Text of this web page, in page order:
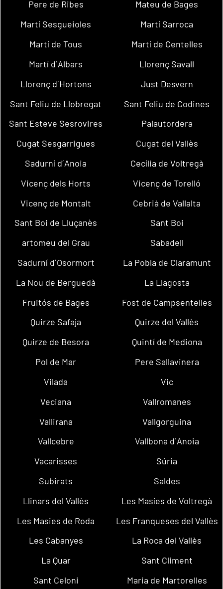
Pere de Ribes
Mateu de Bages
Martí Sesgueioles
Martí Sarroca
Martí de Tous
Martí de Centelles
Martí d´Albars
Llorenç Savall
Llorenç d´Hortons
Just Desvern
Sant Feliu de Llobregat
Sant Feliu de Codines
Sant Esteve Sesrovires
Palautordera
Cugat Sesgarrigues
Cugat del Vallès
Sadurní d´Anoia
Cecília de Voltregà
Vicenç dels Horts
Vicenç de Torelló
Vicenç de Montalt
Cebrià de Vallalta
Sant Boi de Lluçanès
Sant Boi
artomeu del Grau
Sabadell
Sadurní d´Osormort
La Pobla de Claramunt
La Nou de Berguedà
La Llagosta
Fruitós de Bages
Fost de Campsentelles
Quirze Safaja
Quirze del Vallès
Quirze de Besora
Quintí de Mediona
Pol de Mar
Pere Sallavinera
Vilada
Vic
Veciana
Vallromanes
Vallirana
Vallgorguina
Vallcebre
Vallbona d´Anoia
Vacarisses
Súria
Subirats
Saldes
Llinars del Vallès
Les Masíes de Voltregà
Les Masies de Roda
Les Franqueses del Vallès
Les Cabanyes
La Roca del Vallès
La Quar
Sant Climent
Sant Celoni
Maria de Martorelles